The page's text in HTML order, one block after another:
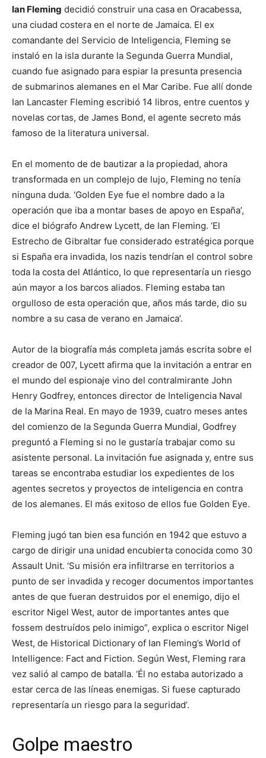
Ian Fleming decidió construir una casa en Oracabessa,
una ciudad costera en el norte de Jamaica. El ex
comandante del Servicio de Inteligencia, Fleming se
instaló en la isla durante la Segunda Guerra Mundial,
cuando fue asignado para espiar la presunta presencia
de submarinos alemanes en el Mar Caribe. Fue allí donde
Ian Lancaster Fleming escribió 14 libros, entre cuentos y
novelas cortas, de James Bond, el agente secreto más
famoso de la literatura universal.
En el momento de de bautizar a la propiedad, ahora
transformada en un complejo de lujo, Fleming no tenía
ninguna duda. ‘Golden Eye fue el nombre dado a la
operación que iba a montar bases de apoyo en España’,
dice el biógrafo Andrew Lycett, de Ian Fleming. ‘El
Estrecho de Gibraltar fue considerado estratégica porque
si España era invadida, los nazis tendrían el control sobre
toda la costa del Atlántico, lo que representaría un riesgo
aún mayor a los barcos aliados. Fleming estaba tan
orgulloso de esta operación que, años más tarde, dio su
nombre a su casa de verano en Jamaica’.
Autor de la biografía más completa jamás escrita sobre el
creador de 007, Lycett afirma que la invitación a entrar en
el mundo del espionaje vino del contralmirante John
Henry Godfrey, entonces director de Inteligencia Naval
de la Marina Real. En mayo de 1939, cuatro meses antes
del comienzo de la Segunda Guerra Mundial, Godfrey
preguntó a Fleming si no le gustaría trabajar como su
asistente personal. La invitación fue asignada y, entre sus
tareas se encontraba estudiar los expedientes de los
agentes secretos y proyectos de inteligencia en contra
de los alemanes. El más exitoso de ellos fue Golden Eye.
Fleming jugó tan bien esa función en 1942 que estuvo a
cargo de dirigir una unidad encubierta conocida como 30
Assault Unit. ‘Su misión era infiltrarse en territorios a
punto de ser invadida y recoger documentos importantes
antes de que fueran destruidos por el enemigo, dijo el
escritor Nigel West, autor de importantes antes que
fossem destruídos pelo inimigo”, explica o escritor Nigel
West, de Historical Dictionary of Ian Fleming’s World of
Intelligence: Fact and Fiction. Según West, Fleming rara
vez salió al campo de batalla. ‘Él no estaba autorizado a
estar cerca de las líneas enemigas. Si fuese capturado
representaría un riesgo para la seguridad’.
Golpe maestro